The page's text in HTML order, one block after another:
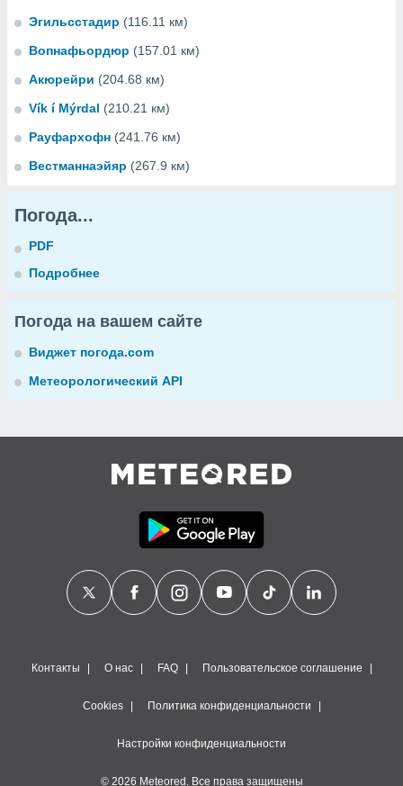
Эгильсстадир (116.11 км)
Вопнафьордюр (157.01 км)
Акюрейри (204.68 км)
Vík í Mýrdal (210.21 км)
Рауфархофн (241.76 км)
Вестманнаэйяр (267.9 км)
Погода...
PDF
Подробнее
Погода на вашем сайте
Виджет погода.com
Метеорологический API
Контакты О нас FAQ Пользовательское соглашение
Cookies Политика конфиденциальности
Настройки конфиденциальности
© 2026 Meteored. Все права защищены